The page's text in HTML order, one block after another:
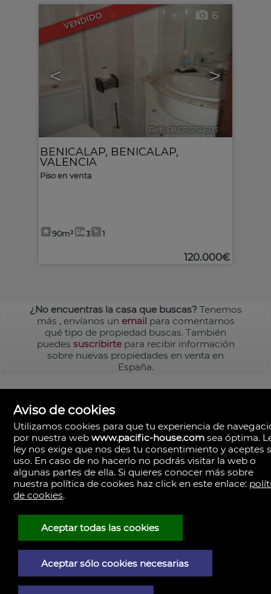
VENDIDO
< >
6
Ref.. PACF-254603
BENICALAP, BENICALAP,
VALENCIA
Piso en venta
90m² 3 1
120.000€
¿No encuentras la casa que buscas? Tenemos
más , envíanos un emailpara comentarnos
qué tipo de propiedad buscas. También
puedes suscribirtepara recibir información
sobre nuevas propiedades en venta en
España.
Pacific House
46009 Valencia
España
+34.963.459.094
Aviso Legal
Aviso de cookies
Utilizamos cookies para que tu experiencia de
por nuestra webwww.pacific-house.com sea óptima.
ley nos exige que nos des tu consentimiento y aceptes
uso. En caso de no hacerlo no podrás visitar la web o
algunas partes de ella. Si quieres conocer más sobre
nuestra política de cookes haz click en este enlace:
de cookies.
Aceptar todas las cookies
Aceptar sólo cookies necesarias